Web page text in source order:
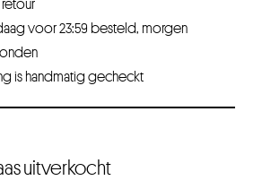
voor 23:59 besteld, morgen
is handmatig gecheckt
uitverkocht